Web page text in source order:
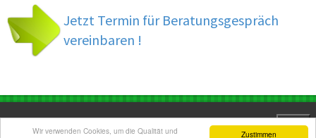
Zustimmen
Wir verwenden Cookies, um die Qualität und
Jetzt Termin für Beratungsgespräch
vereinbaren !
Menu